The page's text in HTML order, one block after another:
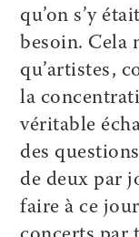
qu’on s’y
besoin. Cela
qu’artistes,
la
véritable
des
de deux par
faire à ce